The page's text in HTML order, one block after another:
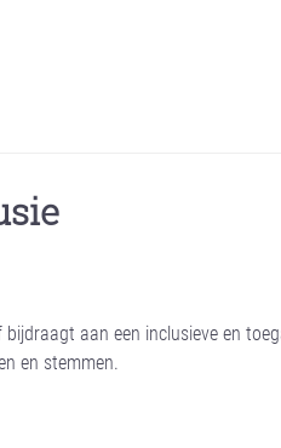
aan een inclusieve en
en stemmen.